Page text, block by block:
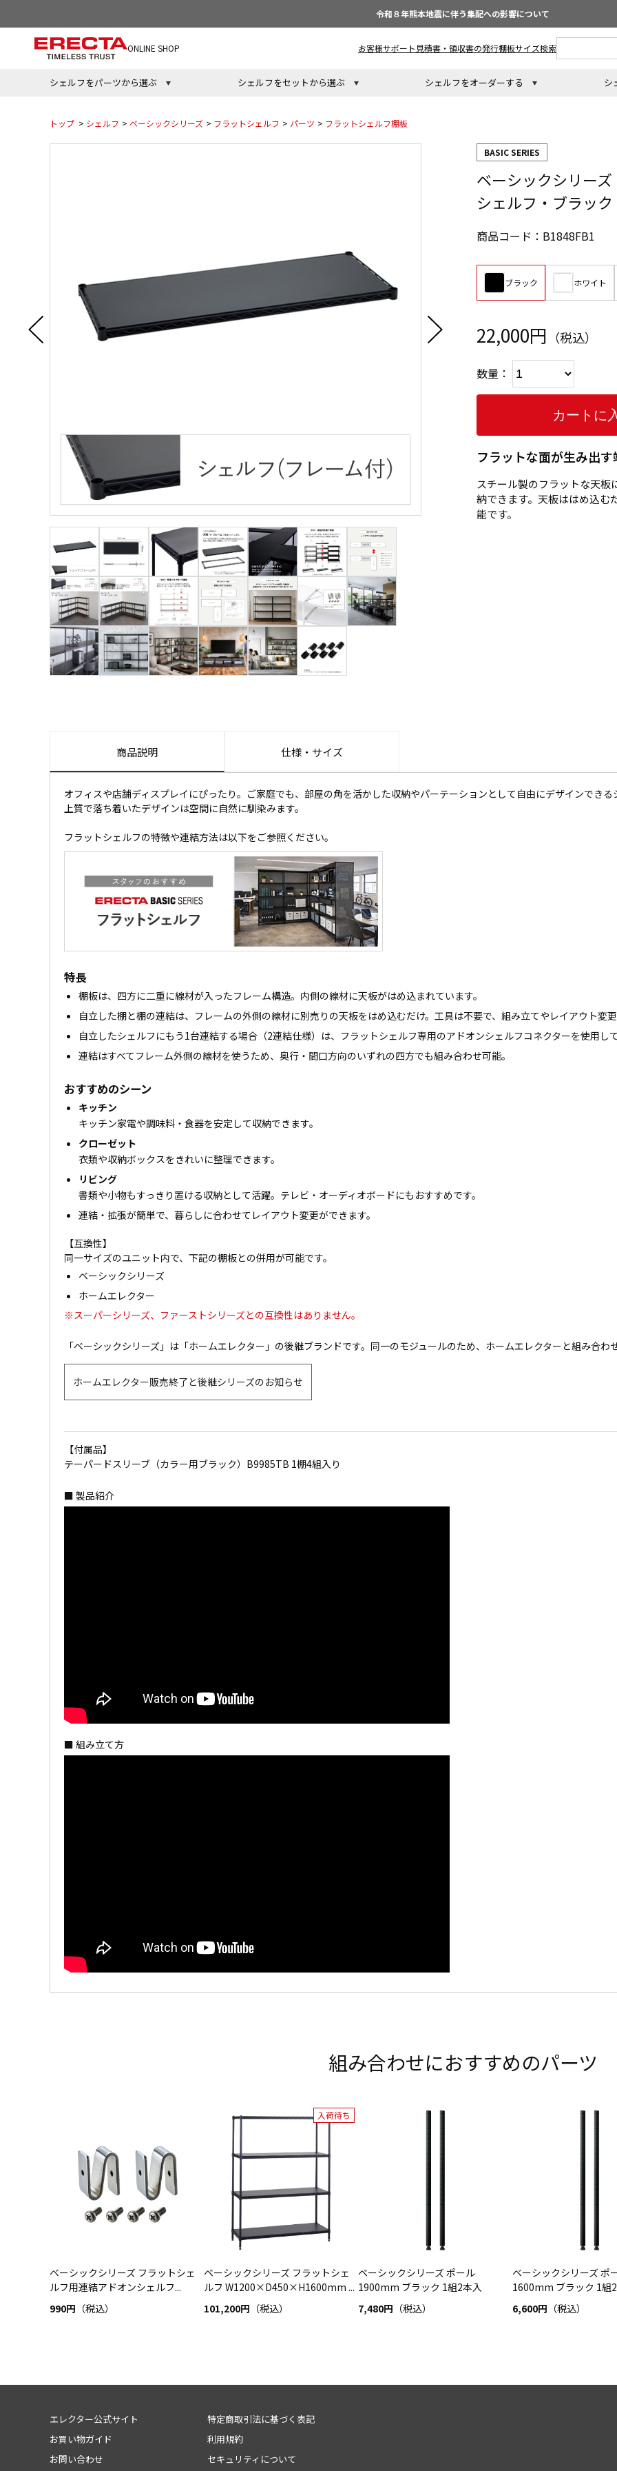
令和８年熊本地震に伴う集配への影響について
ONLINE SHOP お客様サポート 見積書・領収書の発行棚板サイズ検索
シェルフをパーツから選ぶ シェルフをセットから選ぶ シェルフをオーダーする シ
トップ > シェルフ > ベーシックシリーズ > フラットシェルフ > パーツ > フラットシェルフ棚板
BASIC SERIES
ベーシックシリー
シェルフ・ブラック
商品コード：B1848FB1
ブラック ホワイト
22,000円 （税込）
数量：
フラットな面が生み出
スチール製のフラットな天
納できます。天板ははめ込む
能です。
商品説明 仕様・サイズ
オフィスや店舗ディスプレイにぴったり。ご家庭でも、部屋の角を活かした収納やパーテーションとして自由にデザインできる
上質で落ち着いたデザインは空間に自然に馴染みます。
フラットシェルフの特徴や連結方法は以下をご参照ください。
特長
棚板は、四方に二重に線材が入ったフレーム構造。内側の線材に天板がはめ込まれています。
自立した棚と棚の連結は、フレームの外側の線材に別売りの天板をはめ込むだけ。工具は不要で、組み立てやレイアウト変更
自立したシェルフにもう1台連結する場合（2連結仕様）は、フラットシェルフ専用のアドオンシェルフコネクターを使用して
連結はすべてフレーム外側の線材を使うため、奥行・間口方向のいずれの四方でも組み合わせ可能。
おすすめのシーン
キッチン
キッチン家電や調味料・食器を安定して収納できます。
クローゼット
衣類や収納ボックスをきれいに整理できます。
リビング
書類や小物もすっきり置ける収納として活躍。テレビ・オーディオボードにもおすすめです。
連結・拡張が簡単で、暮らしに合わせてレイアウト変更ができます。
【互換性】
同一サイズのユニット内で、下記の棚板との併用が可能です。
ベーシックシリーズ
ホームエレクター
※スーパーシリーズ、ファーストシリーズとの互換性はありません。
「ベーシックシリーズ」は「ホームエレクター」の後継ブランドです。同一のモジュールのため、ホームエレクターと組み合わ
ホームエレクター販売終了と後継シリーズのお知らせ
【付属品】
テーパードスリーブ（カラー用ブラック）B9985TB 1棚4組入り
■ 製品紹介
■ 組み立て方
組み合わせにおすすめのパーツ
ベーシックシリーズ フラットシェ
ルフ用連結アドオンシェルフ...
990円 （税込）
入荷待ち
ベーシックシリーズ フラットシェ
ルフ W1200×D450×H1600mm ...
101,200円 （税込）
ベーシックシリーズ ポール
1900mm ブラック 1組2本入
7,480円 （税込）
ベーシックシリーズ ポ
1600mm ブラック 1組
6,600円 （税込）
エレクター公式サイト
お買い物ガイド
お問い合わせ
特定商取引法に基づく表記
利用規約
セキュリティについて